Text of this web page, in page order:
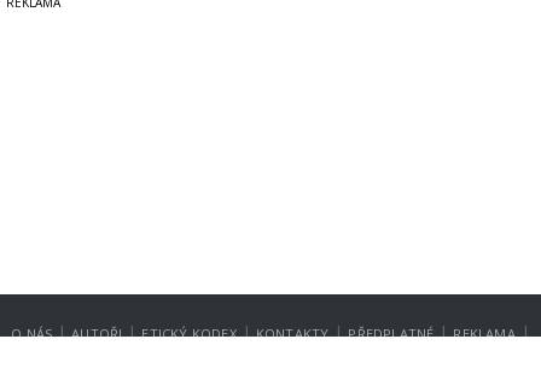
O NÁS | AUTOŘI | ETICKÝ KODEX | KONTAKTY | PŘEDPLATNÉ | REKLAMA |